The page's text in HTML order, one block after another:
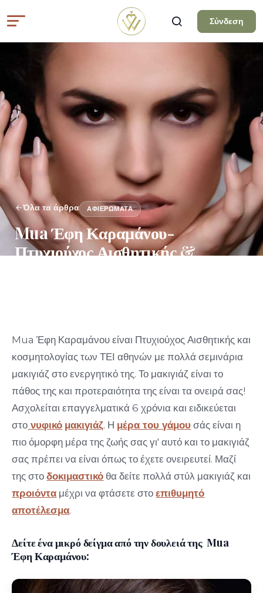
Σύνδεση
Όλα τα άρθρα ΑΦΙΕΡΏΜΑΤΑ
Mua Έφη Καραμάνου-
Πτυχιούχος Αισθητικής &
Mua Έφη Καραμάνου είναι Πτυχιούχος Αισθητικής και
κοσμητολογίας των ΤΕΙ αθηνών με πολλά σεμινάρια
μακιγιάζ στο ενεργητικό της. Το μακιγιάζ είναι το
πάθος της και προτεραιότητα της είναι τα ονειρά σας!
Ασχολείται επαγγελματικά 6 χρόνια και ειδικεύεται
στο νυφικό μακιγιάζ. Η μέρα του γάμου σάς είναι η
πιο όμορφη μέρα της ζωής σας γι' αυτό και το μακιγιάζ
σας πρέπει να είναι όπως το έχετε ονειρευτεί. Μαζί
της στοδοκιμαστικό θα δείτε πολλά στύλ μακιγιάζ και
προιόντα μέχρι να φτάσετε στοεπιθυμητό
αποτέλεσμα.
Δείτε ένα μικρό δείγμα από την δουλειά της Mua
Έφη Καραμάνου: